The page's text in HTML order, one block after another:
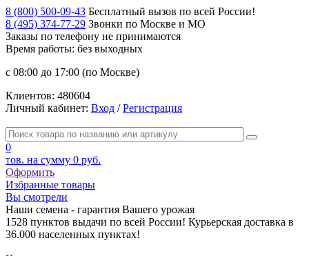
8 (800) 500-09-43 Бесплатный вызов по всей России!
8 (495) 374-77-29 Звонки по Москве и МО
Заказы по телефону не принимаются
Время работы: без выходных
с 08:00 до 17:00 (по Москве)
Клиентов: 480604
Личный кабинет: Вход /Регистрация
0
тов. на сумму 0 руб.
Оформить
Избранные товары
Вы смотрели
Наши семена - гарантия Вашего урожая
1528 пунктов выдачи по всей России! Курьерская доставка в
36.000 населенных пунктах!